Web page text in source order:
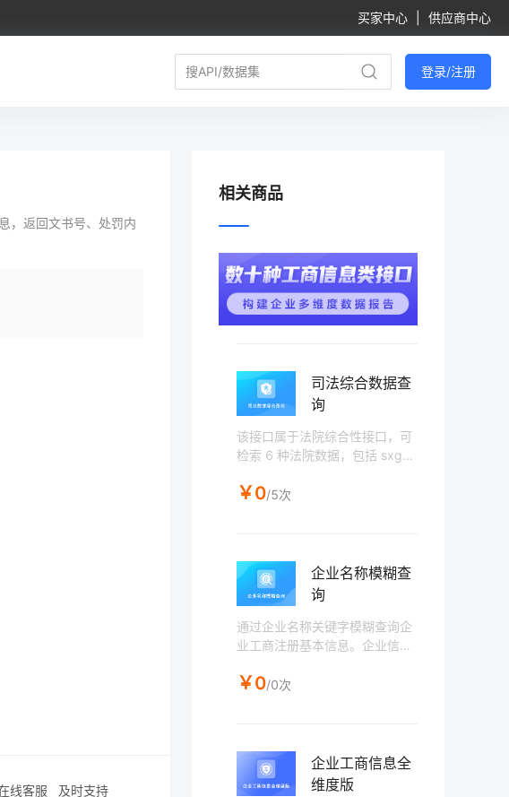
买家中心 供应商中心
登录/注册
，返回文书号、处罚内
线客服 及时支持
相关商品
司法综合数据查
询
该接口属于法院综合性接口，可
检索 6 种法院数据，包括 sxgg
人)、ktgg(开庭公告)、fygg(法
余下的数据；也可根据检索出来
的 id，去查询对应的结构化详情
信息。注：当查询个人信息时
（即 idCardNo 不为空），开庭
公告、法院公告、审判流程不返
￥0/5次
企业名称模糊查
询
通过企业名称关键字模糊查询企
业工商注册基本信息。企业信息
状态、成立日期等。
￥0/0次
企业工商信息全
维度版